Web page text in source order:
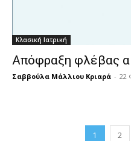
Κλασική Ιατρική
Aπόφραξη φλέβας
Σαββούλα Μάλλιου Κριαρά - 22
1 2